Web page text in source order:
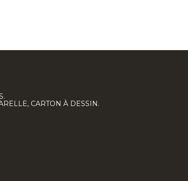
CARTON À DESSIN.